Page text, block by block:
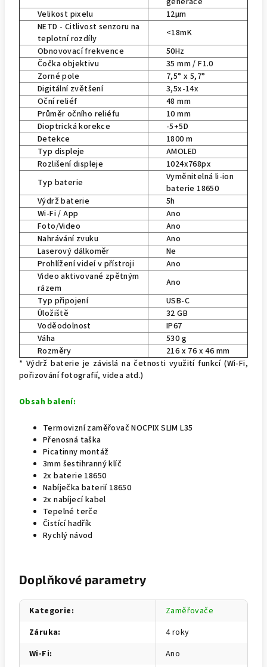
Velikost pixelu
12µm
NETD - Citlivost senzoru na
teplotní rozdíly
<18mK
Obnovovací frekvence
50Hz
Čočka objektivu
35 mm / F1.0
Zorné pole
7,5° x 5,7°
Digitální zvětšení
3,5x-14x
Oční reliéf
48 mm
Průměr očního reliéfu
10 mm
Dioptrická korekce
-5+5D
Detekce
1800 m
Typ displeje
AMOLED
Rozlišení displeje
1024x768px
Typ baterie
Vyměnitelná li-ion
baterie 18650
Výdrž baterie
5h
Wi-Fi / App
Ano
Foto/Video
Ano
Nahrávání zvuku
Ano
Laserový dálkoměr
Ne
Prohlížení videí v přístroji
Ano
Video aktivované zpětným
rázem
Ano
Typ připojení
USB-C
Úložiště
32 GB
Voděodolnost
IP67
Váha
530 g
Rozměry
216 x 76 x 46 mm
* Výdrž baterie je závislá na četnosti využití funkcí (Wi-Fi,
pořizování fotografií, videa atd.)
Obsah balení:
Termovizní zaměřovač NOCPIX SLIM L35
Přenosná taška
Picatinny montáž
3mm šestihranný klíč
2x baterie 18650
Nabíječka baterií 18650
2x nabíjecí kabel
Tepelné terče
Čistící hadřík
Rychlý návod
Doplňkové parametry
Kategorie:
Zaměřovače
Záruka:
4 roky
Wi-Fi:
Ano